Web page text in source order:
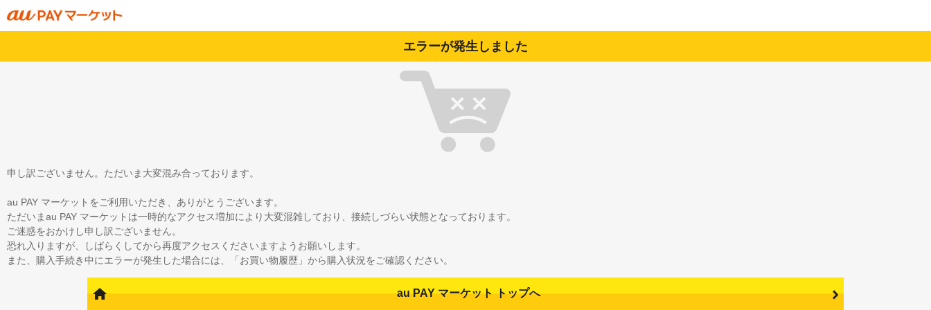
エラーが発生しました
申し訳ございません。ただいま大変混み合っております。
au PAY マーケットをご利用いただき、ありがとうございます。
ただいまau PAY マーケットは一時的なアクセス増加により大変混雑しており、接続しづらい状態となっております。
ご迷惑をおかけし申し訳ございません。
恐れ入りますが、しばらくしてから再度アクセスくださいますようお願いします。
また、購入手続き中にエラーが発生した場合には、「お買い物履歴」から購入状況をご確認ください。
au PAY マーケット トップへ